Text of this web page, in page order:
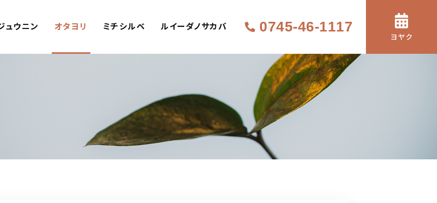
ュウニン オタヨリ ミチシルベ ルイーダノサカバ 0745-46-1117
ヨヤク